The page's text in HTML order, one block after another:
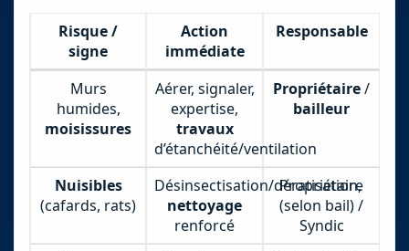
Risque /
signe
Action
immédiate
Responsable
Murs
humides,
moisissures
Aérer, signaler,
expertise,
travaux
d’étanchéité/ventilation
Propriétaire/
bailleur
Nuisibles
(cafards, rats)
Désinsectisation/dératisation,
nettoyage
renforcé
Propriétaire
(selon bail) /
Syndic